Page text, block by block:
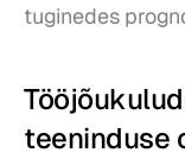
tuginedes
teeninduse